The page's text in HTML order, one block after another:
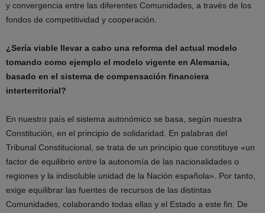
y convergencia entre las diferentes Comunidades, a través de los
fondos de competitividad y cooperación.
¿Sería viable llevar a cabo una reforma del actual modelo
tomando como ejemplo el modelo vigente en Alemania,
basado en el sistema de compensación financiera
interterritorial?
En nuestro país el sistema autonómico se basa, según nuestra
Constitución, en el principio de solidaridad. En palabras del
Tribunal Constitucional, se trata de un principio que constituye «un
factor de equilibrio entre la autonomía de las nacionalidades o
regiones y la indisoluble unidad de la Nación española». Por tanto,
exige equilibrar las fuentes de recursos de las distintas
Comunidades, colaborando todas ellas y el Estado a este fin. De